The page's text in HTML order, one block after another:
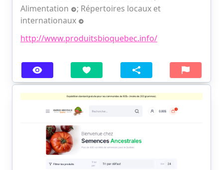
Alimentation
; Répertoires locaux et
internationaux
http://www.produitsbioquebec.info/